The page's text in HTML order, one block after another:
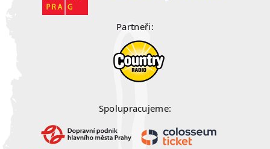
Partneři:
Spolupracujeme: